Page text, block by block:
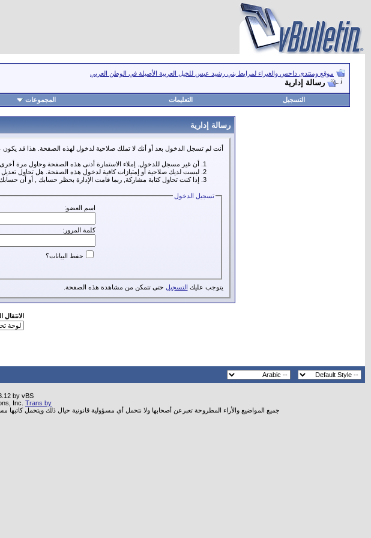
موقع ومنتدى داحس والغبراء لمرابط بني رشيد عبس للخيل العربية الأصيلة في الوطن العربي
رسالة إدارية
التسجيل التعليمات المجموعات
رسالة إدارية
أنت لم تسجل الدخول بعد أو أنك لا تملك صلاحية لدخول لهذه الصفحة. هذا قد يكون
أن غير مسجل للدخول. إملاء الاستمارة أدنى هذه الصفحة وحاول مرة أخرى.
ليست لديك صلاحية أو إمتيازات كافية لدخول هذه الصفحة. هل تحاول
إذا كنت تحاول كتابة مشاركة, ربما قامت الإدارة بحظر حسابك , أو أن حسابك
تسجيل الدخول
اسم العضو:
كلمة المرور:
حفظ البيانات؟
يتوجب عليك التسجيل حتى تتمكن من مشاهدة هذه الصفحة.
الانتقال
by vBS
Inc. Trans by
جميع المواضيع والأراء المطروحة تعبرعن أصحابها ولا نتحمل أي مسؤولية قانونية حيال ذلك ويتحمل